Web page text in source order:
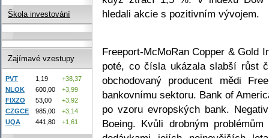
hledali akcie s pozitivním vývojem.
Freeport-McMoRan Copper & Gold
poté, co čísla ukázala slabší růst
obchodovaný producent mědi
bankovnímu sektoru. Bank of
po vzoru evropských bank.
Boeing. Kvůli drobným
Škola investování
Zajímavé vzestupy
PVT 1,19
+38,37
NLOK
600,00
+3,99
FIXZO
53,00
+3,92
CZGCE
985,00
+3,14
UQA
441,80 +1,61